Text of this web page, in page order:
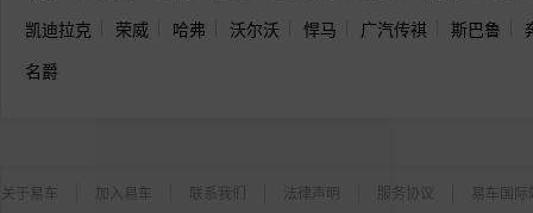
凯迪拉克
荣威 哈弗 沃尔沃 悍马 广汽传祺 斯巴鲁
名爵
关于易车 加入易车 联系我们 法律声明 服务协议 易车国际